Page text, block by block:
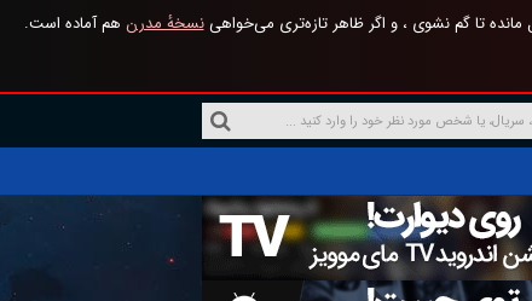
تا گم نشوی ، و اگر ظاهر تازه‌تری می‌خواهینسخهٔ مدرن هم آماده است.